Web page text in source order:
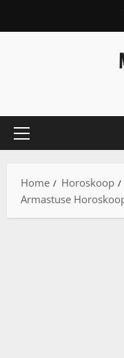
Primary
Home
Horoskoop
Armastuse